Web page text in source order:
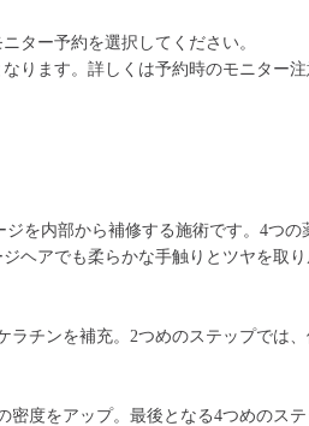
ター予約を選択してください。
ります。詳しくは予約時のモニター
を内部から補修する施術です。4つの
ヘアでも柔らかな手触りとツヤを取
ラチンを補充。2つめのステップでは
密度をアップ。最後となる4つめのス